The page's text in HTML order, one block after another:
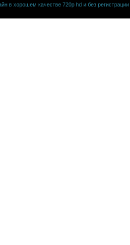
в хорошем качестве 720p hd и без